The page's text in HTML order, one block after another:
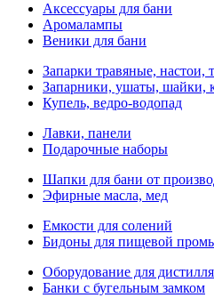
Аксессуары для бани
Аромалампы
Веники для бани
Запарки травяные, настои,
Запарники, ушаты, шайки,
Купель, ведро-водопад
Лавки, панели
Подарочные наборы
Шапки для бани от
Эфирные масла, мед
Емкости для солений
Бидоны для пищевой
Оборудование для
Банки с бугельным замком